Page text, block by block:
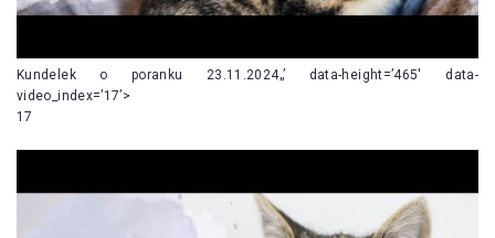
Kundelek o poranku 23.11.2024„’ data-height=’465′ data-
video_index=’17’>
17